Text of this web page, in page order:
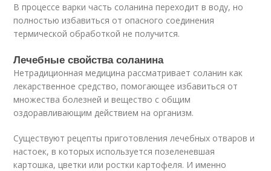
В процессе варки часть соланина переходит в воду, но
полностью избавиться от опасного соединения
термической обработкой не получится.
Лечебные свойства соланина
Нетрадиционная медицина рассматривает соланин как
лекарственное средство, помогающее избавиться от
множества болезней и вещество с общим
оздоравливающим действием на организм.
Существуют рецепты приготовления лечебных отваров и
настоек, в которых используется позеленевшая
картошка, цветки или ростки картофеля. И именно